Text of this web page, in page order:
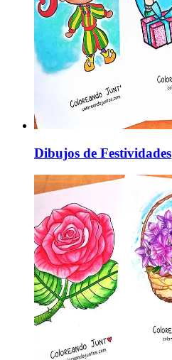
Dibujos de Festividades